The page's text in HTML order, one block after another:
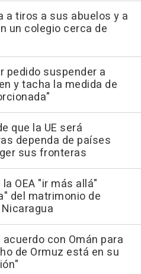
a tiros a sus abuelos y a
un colegio cerca de
pedido suspender a
y tacha la medida de
que la UE será
dependa de países
sus fronteras
OEA "ir más allá"
del matrimonio de
con Omán para
de Ormuz está en su